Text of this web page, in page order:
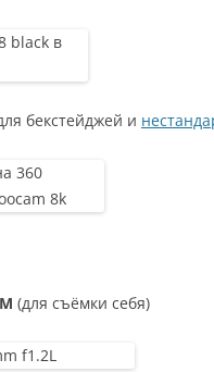
бекстейджей и
(для съёмки себя)